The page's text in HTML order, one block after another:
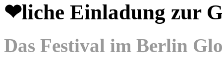
❤liche Einladung zur
Das Festival im Berlin